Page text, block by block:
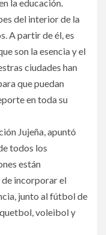
la educación.
del interior de la
A partir de él, es
son la esencia y el
ciudades han
que puedan
en toda su
Jujeña, apuntó
todos los
están
incorporar el
junto al fútbol de
voleibol y